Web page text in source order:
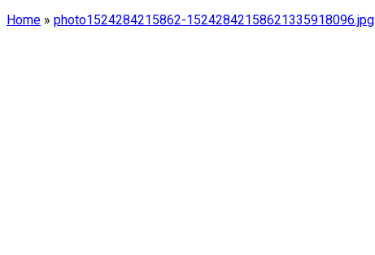
Home » photo1524284215862-15242842158621335918096.jpg